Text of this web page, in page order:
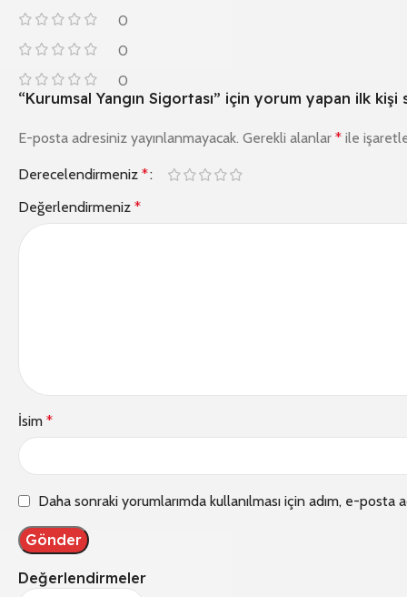
0
0
0
Değerlendirmeler
“Kurumsal Yangın Sigortası” için yorum yapan ilk kişi
E-posta adresiniz yayınlanmayacak. Gerekli alanlar * ile
Derecelendirmeniz *
Değerlendirmeniz *
İsim *
Daha sonraki yorumlarımda kullanılması için adım, e-